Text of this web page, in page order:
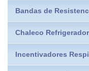
Bandas de
Chaleco
Incentivadores